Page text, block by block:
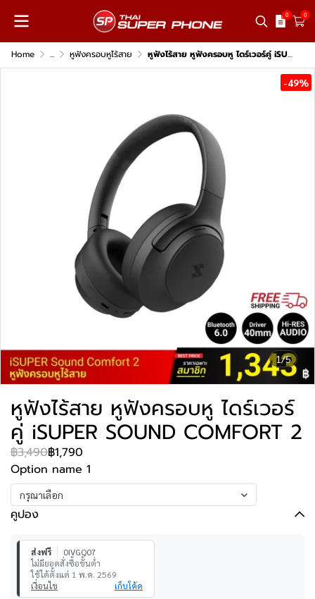
0 0
Home ... หูฟังครอบหูไร้สาย หูฟังไร้สาย หูฟังครอบหู ไดร์เวอร์คู่ iSUPER SOUND COMFORT 2
1/5
-49%
หูฟังไร้สาย หูฟังครอบหู ไดร์เวอร์
คู่ iSUPER SOUND COMFORT 2
฿3,490฿1,790
Option name 1
กรุณาเลือก
คูปอง
ส่งฟรี
0IVGQ07
ไม่มียอดสั่งซื้อขั้นต่ำ
ใช้ได้ตั้งแต่ 1 พ.ค. 2569
เงื่อนไข
เก็บโค้ด